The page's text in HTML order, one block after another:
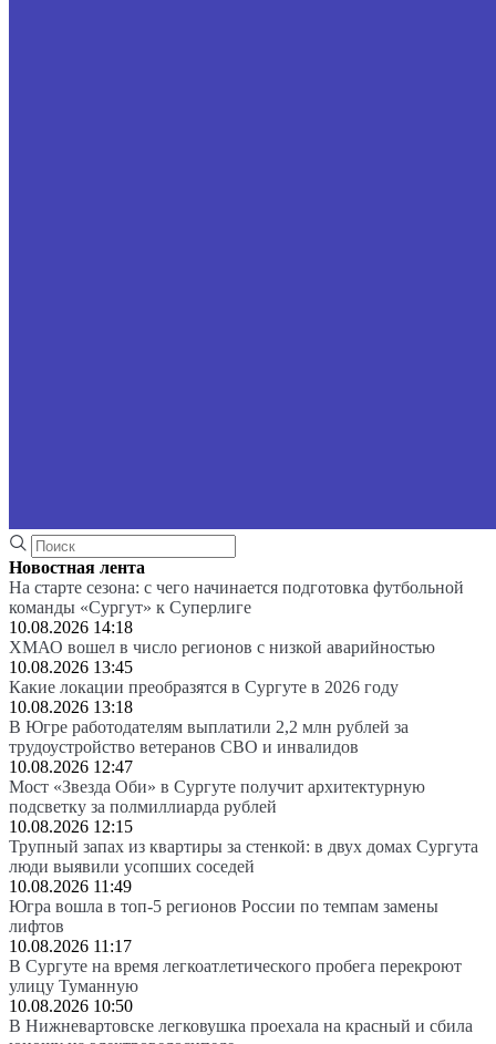
Новостная лента
На старте сезона: с чего начинается подготовка футбольной
команды «Сургут» к Суперлиге
10.08.2026 14:18
ХМАО вошел в число регионов с низкой аварийностью
10.08.2026 13:45
Какие локации преобразятся в Сургуте в 2026 году
10.08.2026 13:18
В Югре работодателям выплатили 2,2 млн рублей за
трудоустройство ветеранов СВО и инвалидов
10.08.2026 12:47
Мост «Звезда Оби» в Сургуте получит архитектурную
подсветку за полмиллиарда рублей
10.08.2026 12:15
Трупный запах из квартиры за стенкой: в двух домах Сургута
люди выявили усопших соседей
10.08.2026 11:49
Югра вошла в топ-5 регионов России по темпам замены
лифтов
10.08.2026 11:17
В Сургуте на время легкоатлетического пробега перекроют
улицу Туманную
10.08.2026 10:50
В Нижневартовске легковушка проехала на красный и сбила